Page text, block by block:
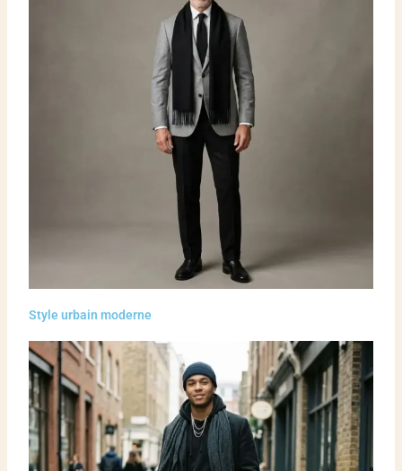
Style urbain moderne